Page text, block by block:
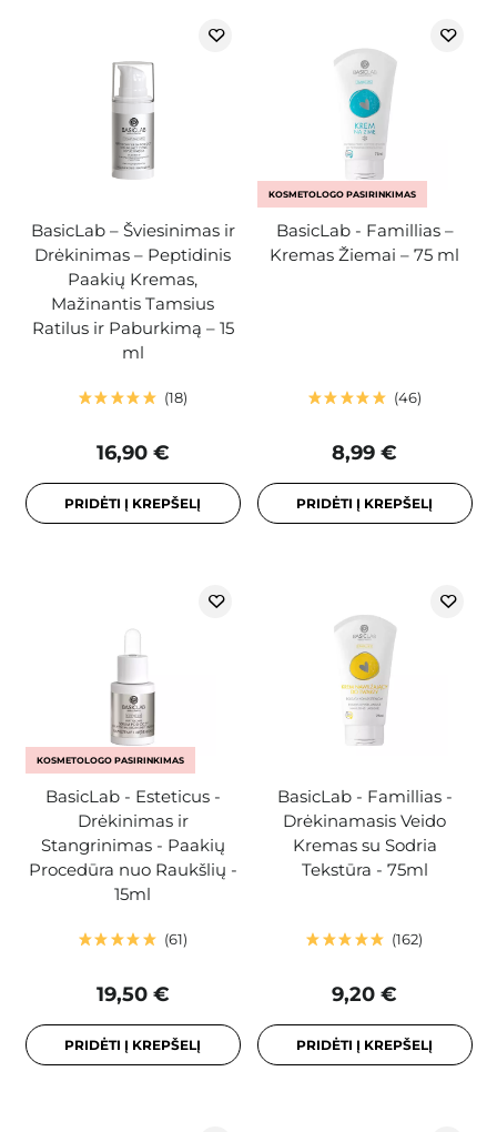
BasicLab – Šviesinimas ir
Drėkinimas – Peptidinis
Paakių Kremas,
Mažinantis Tamsius
Ratilus ir Paburkimą – 15
ml
18
16,90 €
PRIDĖTI Į KREPŠELĮ
KOSMETOLOGO PASIRINKIMAS
BasicLab - Famillias –
Kremas Žiemai – 75 ml
46
8,99 €
PRIDĖTI Į KREPŠELĮ
KOSMETOLOGO PASIRINKIMAS
BasicLab - Esteticus -
Drėkinimas ir
Stangrinimas - Paakių
Procedūra nuo Raukšlių -
15ml
61
19,50 €
PRIDĖTI Į KREPŠELĮ
BasicLab - Famillias -
Drėkinamasis Veido
Kremas su Sodria
Tekstūra - 75ml
162
9,20 €
PRIDĖTI Į KREPŠELĮ